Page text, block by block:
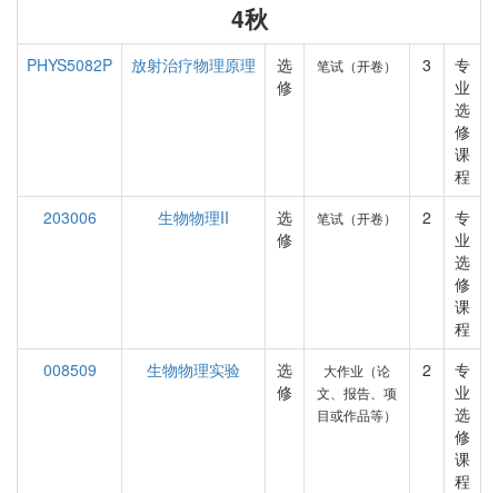
4秋
PHYS5082P 放射治疗物理原理
选
修
笔试（开卷） 3
专
业
选
修
课
程
203006
生物物理II
选
修
笔试（开卷） 2
专
业
选
修
课
程
008509
生物物理实验
选
修
大作业（论
文、报告、项
目或作品等）
2
专
业
选
修
课
程